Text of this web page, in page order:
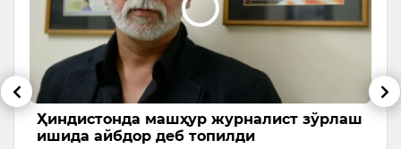
Ҳиндистонда машҳур журналист зўрлаш
ишида айбдор деб топилди